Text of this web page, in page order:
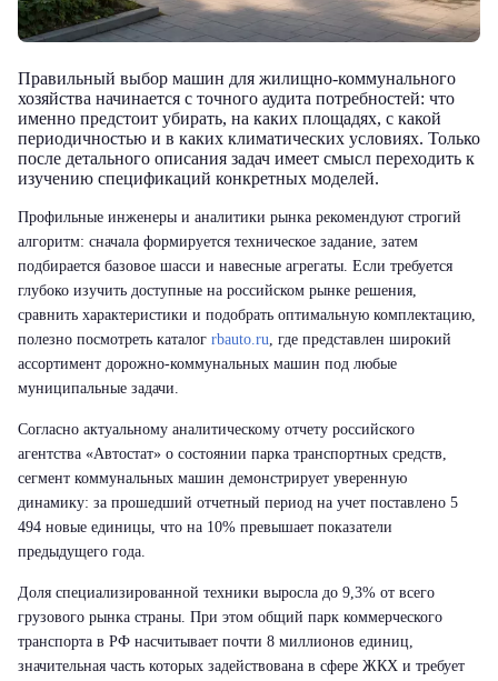
Правильный выбор машин для жилищно-коммунального
хозяйства начинается с точного аудита потребностей: что
именно предстоит убирать, на каких площадях, с какой
периодичностью и в каких климатических условиях. Только
после детального описания задач имеет смысл переходить к
изучению спецификаций конкретных моделей.
Профильные инженеры и аналитики рынка рекомендуют строгий
алгоритм: сначала формируется техническое задание, затем
подбирается базовое шасси и навесные агрегаты. Если требуется
глубоко изучить доступные на российском рынке решения,
сравнить характеристики и подобрать оптимальную комплектацию,
полезно посмотреть каталог rbauto.ru, где представлен широкий
ассортимент дорожно-коммунальных машин под любые
муниципальные задачи.
Согласно актуальному аналитическому отчету российского
агентства «Автостат» о состоянии парка транспортных средств,
сегмент коммунальных машин демонстрирует уверенную
динамику: за прошедший отчетный период на учет поставлено 5
494 новые единицы, что на 10% превышает показатели
предыдущего года.
Доля специализированной техники выросла до 9,3% от всего
грузового рынка страны. При этом общий парк коммерческого
транспорта в РФ насчитывает почти 8 миллионов единиц,
значительная часть которых задействована в сфере ЖКХ и требует